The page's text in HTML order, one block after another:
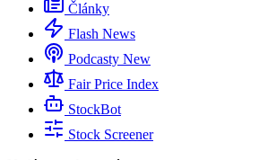
Články
Flash News
Podcasty New
Fair Price Index
StockBot
Stock Screener